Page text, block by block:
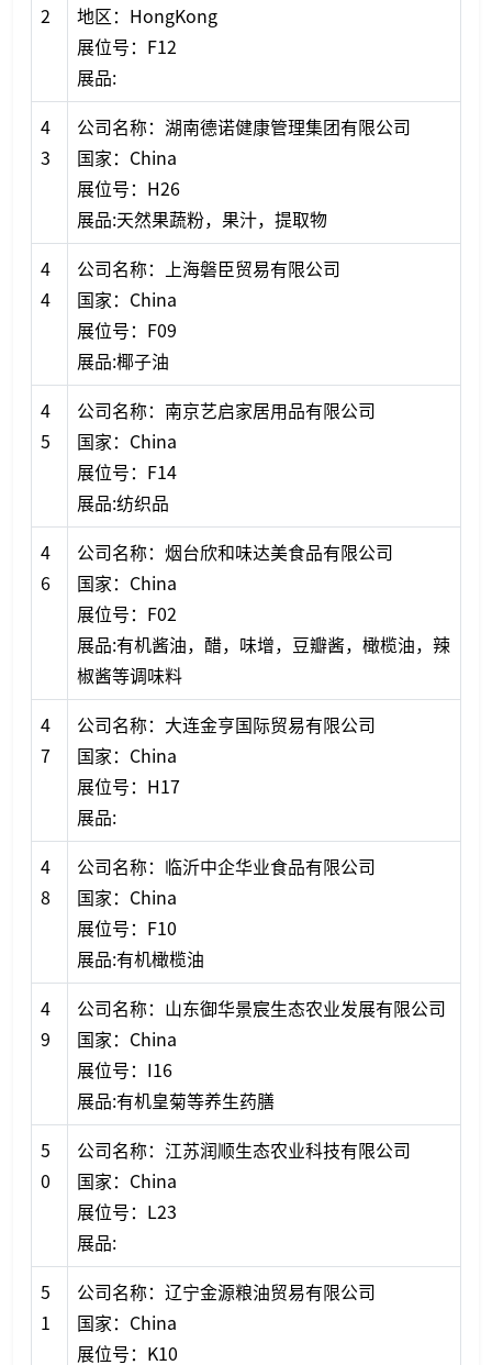
2
地区：HongKong
展位号：F12
展品:
4
3
公司名称：湖南德诺健康管理集团有限公司
国家：China
展位号：H26
展品:天然果蔬粉，果汁，提取物
4
4
公司名称：上海磐臣贸易有限公司
国家：China
展位号：F09
展品:椰子油
4
5
公司名称：南京艺启家居用品有限公司
国家：China
展位号：F14
展品:纺织品
4
6
公司名称：烟台欣和味达美食品有限公司
国家：China
展位号：F02
展品:有机酱油，醋，味增，豆瓣酱，橄榄油，辣
椒酱等调味料
4
7
公司名称：大连金亨国际贸易有限公司
国家：China
展位号：H17
展品:
4
8
公司名称：临沂中企华业食品有限公司
国家：China
展位号：F10
展品:有机橄榄油
4
9
公司名称：山东御华景宸生态农业发展有限公司
国家：China
展位号：I16
展品:有机皇菊等养生药膳
5
0
公司名称：江苏润顺生态农业科技有限公司
国家：China
展位号：L23
展品:
5
1
公司名称：辽宁金源粮油贸易有限公司
国家：China
展位号：K10